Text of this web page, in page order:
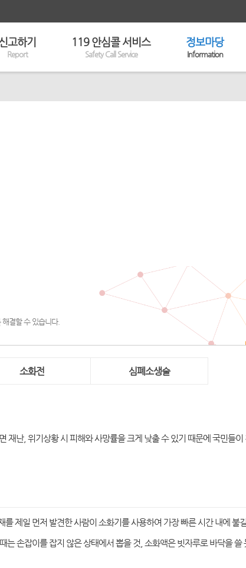
고하기
Report
119 안심콜 서비스
Safety Call Service
정보마당
Information
결할 수 있습니다.
소화전 심폐소생술
난, 위기상황 시 피해와 사망률을 크게 낮출 수 있기 때문에 국민들
제일 먼저 발견한 사람이 소화기를 사용하여 가장 빠른 시간 내에 불
손잡이를 잡지 않은 상태에서 뽑을 것, 소화액은 빗자루로 바닥을